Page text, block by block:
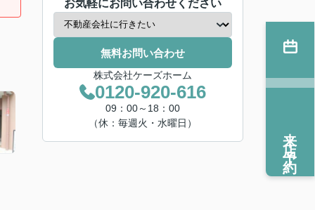
お気軽にお問い合わせください
無料お問い合わせ
株式会社ケーズホーム
0120-920-616
09：00～18：00
（休：毎週火・水曜日）
来店予約